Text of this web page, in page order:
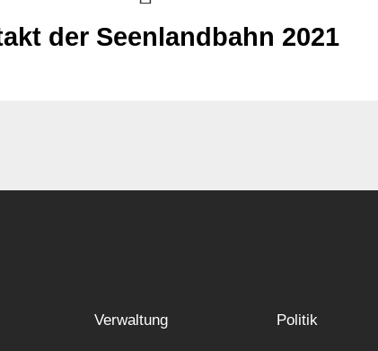
der Seenlandbahn 2021
Verwaltung Politik